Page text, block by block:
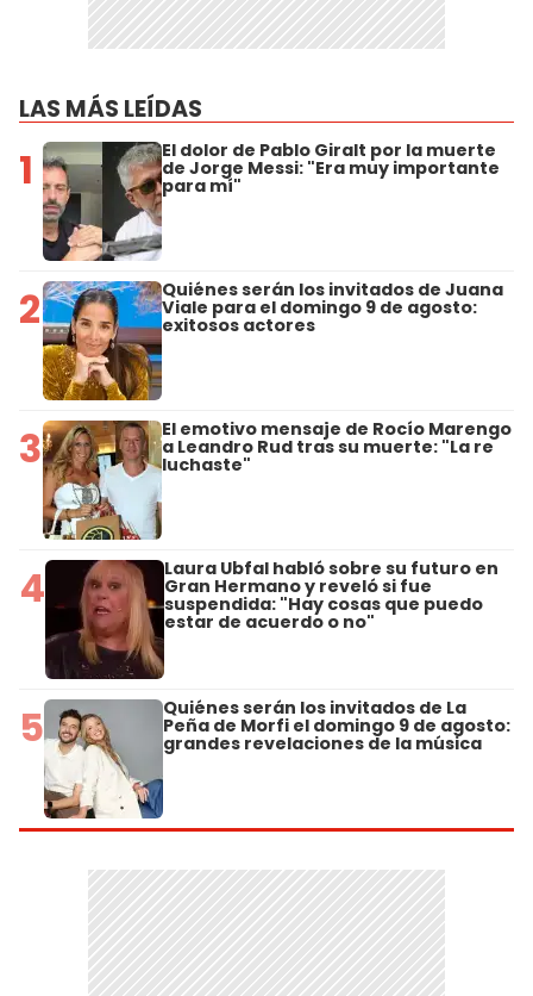
LAS MÁS LEÍDAS
1 El dolor de Pablo Giralt por la muerte
de Jorge Messi: "Era muy importante
para mí"
2 Quiénes serán los invitados de Juana
Viale para el domingo 9 de agosto:
exitosos actores
3 El emotivo mensaje de Rocío Marengo
a Leandro Rud tras su muerte: "La re
luchaste"
4 Laura Ubfal habló sobre su futuro en
Gran Hermano y reveló si fue
suspendida: "Hay cosas que puedo
estar de acuerdo o no"
5 Quiénes serán los invitados de La
Peña de Morfi el domingo 9 de agosto:
grandes revelaciones de la música